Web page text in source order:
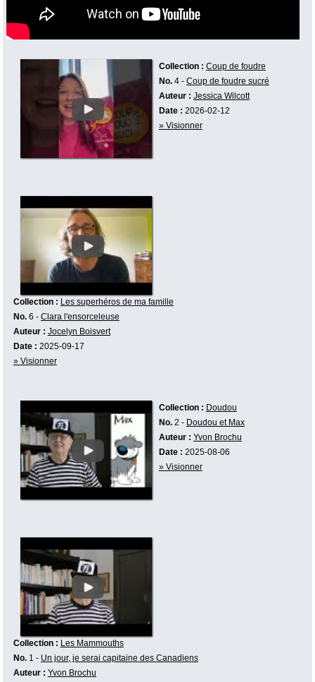
Collection : Coup de foudre
No.4 - Coup de foudre sucré
Auteur : Jessica Wilcott
Date : 2026-02-12
» Visionner
Collection : Les superhéros de ma famille
No.6 - Clara l'ensorceleuse
Auteur : Jocelyn Boisvert
Date : 2025-09-17
» Visionner
Collection : Doudou
No.2 - Doudou et Max
Auteur : Yvon Brochu
Date : 2025-08-06
» Visionner
Collection : Les Mammouths
No.1 - Un jour, je serai capitaine des Canadiens
Auteur : Yvon Brochu